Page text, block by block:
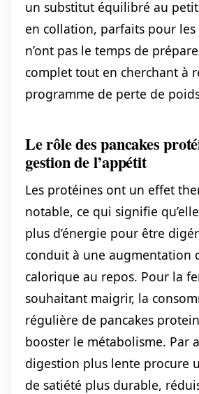
un substitut équilibré au
en collation, parfaits pour les
n’ont pas le temps de
complet tout en cherchant à
programme de perte de
Le rôle des pancakes
gestion de l’appétit
Les protéines ont un effet
notable, ce qui signifie
plus d’énergie pour être
conduit à une augmentation
calorique au repos. Pour la
souhaitant maigrir, la
régulière de pancakes
booster le métabolisme. Par
digestion plus lente procure
de satiété plus durable,